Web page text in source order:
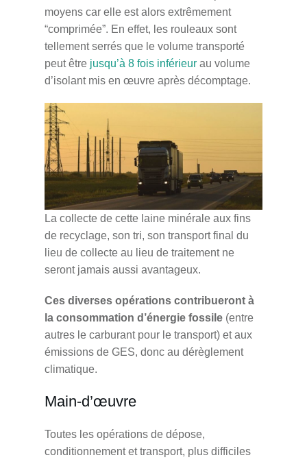
moyens car elle est alors extrêmement
“comprimée”. En effet, les rouleaux sont
tellement serrés que le volume transporté
peut être jusqu’à 8 fois inférieurau volume
d’isolant mis en œuvre après décomptage.
La collecte de cette laine minérale aux fins
de recyclage, son tri, son transport final du
lieu de collecte au lieu de traitement ne
seront jamais aussi avantageux.
Ces diverses opérations contribueront à
la consommation d’énergie fossile(entre
autres le carburant pour le transport) et aux
émissions de GES, donc au dérèglement
climatique.
Main-d’œuvre
Toutes les opérations de dépose,
conditionnement et transport, plus difficiles